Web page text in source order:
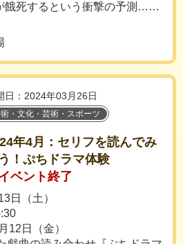
餓死するという衝撃の予測……
日：2024年03月26日
・文化・芸術・スポーツ
年4月：セリフを読んでみ
！ぷちドラマ体験
ベント終了
日（土）
12日（金）